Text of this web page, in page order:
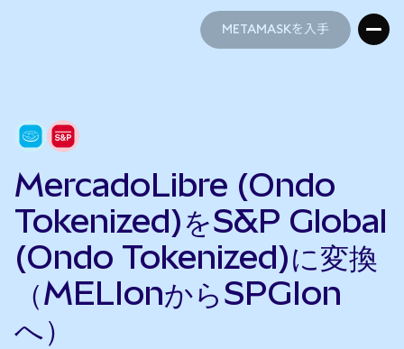
METAMASKを入手
MercadoLibre (Ondo
Tokenized)をS&P Global
(Ondo Tokenized)に変換
（MELIonからSPGIon
へ）